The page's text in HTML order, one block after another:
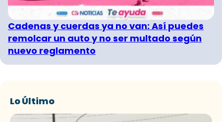
Cadenas y cuerdas ya no van: Así puedes
remolcar un auto y no ser multado según
nuevo reglamento
Lo Último